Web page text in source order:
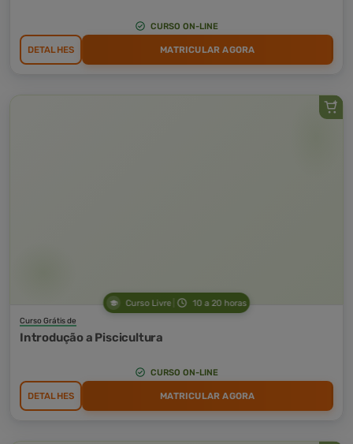
CURSO ON-LINE
DETALHES MATRICULAR AGORA
Curso Livre 10 a 20 horas
Curso Grátis de
Introdução a Piscicultura
CURSO ON-LINE
DETALHES MATRICULAR AGORA